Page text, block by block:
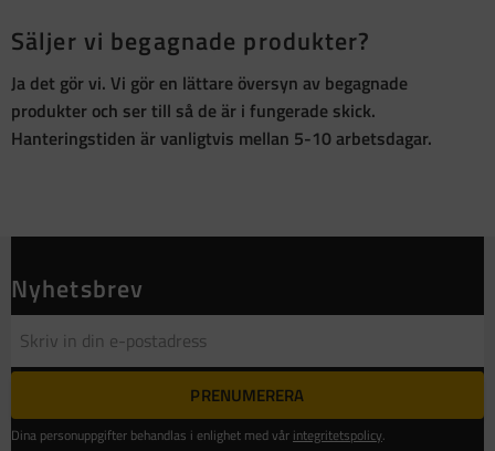
Säljer vi begagnade produkter?
Ja det gör vi. Vi gör en lättare översyn av begagnade
produkter och ser till så de är i fungerade skick.
Hanteringstiden är vanligtvis mellan 5-10 arbetsdagar.
Nyhetsbrev
PRENUMERERA
Dina personuppgifter behandlas i enlighet med vår integritetspolicy.